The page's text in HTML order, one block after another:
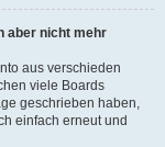
aber nicht mehr
aus verschieden
viele Boards
geschrieben haben,
einfach erneut und